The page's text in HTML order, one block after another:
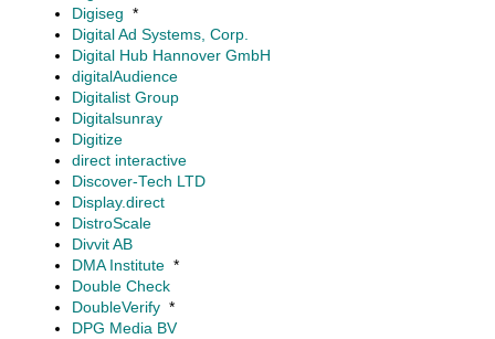
Digiseg *
Digital Ad Systems, Corp.
Digital Hub Hannover GmbH
digitalAudience
Digitalist Group
Digitalsunray
Digitize
direct interactive
Discover-Tech LTD
Display.direct
DistroScale
Divvit AB
DMA Institute *
Double Check
DoubleVerify *
DPG Media BV